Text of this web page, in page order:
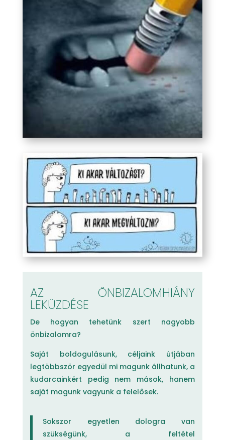
AZ ÖNBIZALOMHIÁNY
LEKÜZDÉSE
De hogyan tehetünk szert nagyobb
önbizalomra?
Saját boldogulásunk, céljaink útjában
legtöbbször egyedül mi magunk állhatunk, a
kudarcainkért pedig nem mások, hanem
saját magunk vagyunk a felelősek.
Sokszor egyetlen dologra van
szükségünk, a feltétel